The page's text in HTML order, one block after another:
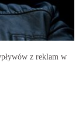
z reklam w